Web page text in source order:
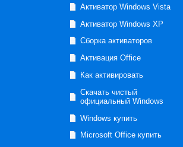
Активатор Windows Vista
Активатор Windows XP
Сборка активаторов
Активация Office
Как активировать
Скачать чистый
официальный Windows
Windows купить
Microsoft Office купить